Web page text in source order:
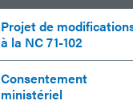
Projet de
à la NC 71-102
Consentement
ministériel